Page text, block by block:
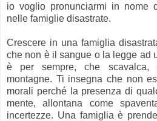
io voglio pronunciarmi in nome
nelle famiglie disastrate.
Crescere in una famiglia
che non è il sangue o la legge ad
è per sempre, che scavalca,
montagne. Ti insegna che non
morali perché la presenza di
mente, allontana come
incertezze. Una famiglia è